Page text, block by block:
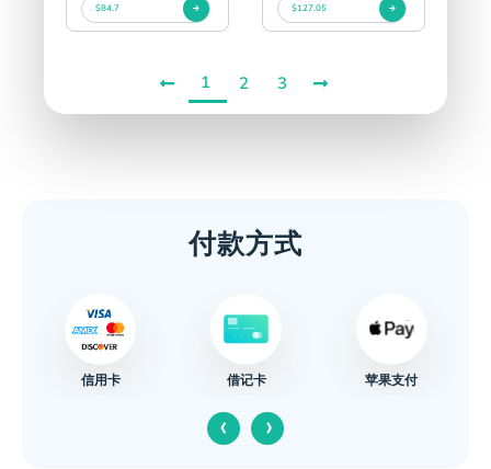
$84.7 $127.05
1 2 3
付款方式
信用卡 借记卡 苹果支付
‹ ›